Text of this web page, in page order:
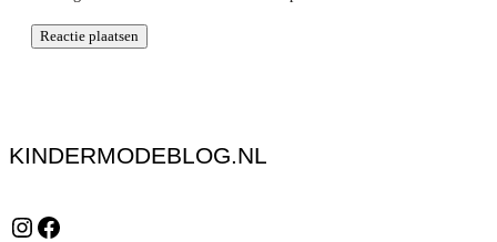
KINDERMODEBLOG.NL
Instagram Facebook